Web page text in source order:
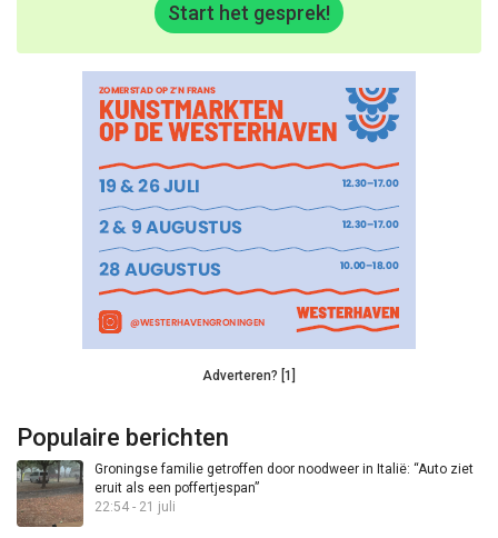
Start het gesprek!
Adverteren? [1]
Populaire berichten
Groningse familie getroffen door noodweer in Italië: “Auto ziet
eruit als een poffertjespan”
22:54 - 21 juli